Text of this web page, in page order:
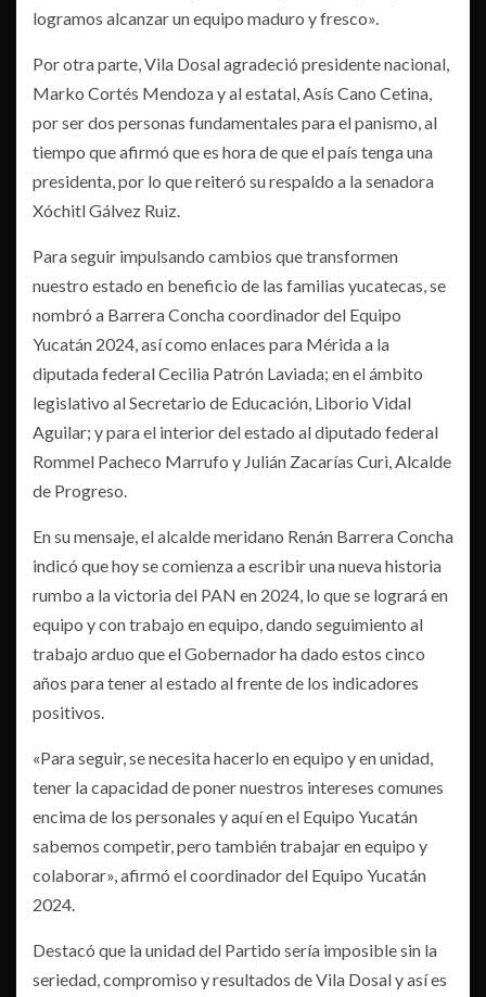
logramos alcanzar un equipo maduro y fresco».
Por otra parte, Vila Dosal agradeció presidente nacional,
Marko Cortés Mendoza y al estatal, Asís Cano Cetina,
por ser dos personas fundamentales para el panismo, al
tiempo que afirmó que es hora de que el país tenga una
presidenta, por lo que reiteró su respaldo a la senadora
Xóchitl Gálvez Ruiz.
Para seguir impulsando cambios que transformen
nuestro estado en beneficio de las familias yucatecas, se
nombró a Barrera Concha coordinador del Equipo
Yucatán 2024, así como enlaces para Mérida a la
diputada federal Cecilia Patrón Laviada; en el ámbito
legislativo al Secretario de Educación, Liborio Vidal
Aguilar; y para el interior del estado al diputado federal
Rommel Pacheco Marrufo y Julián Zacarías Curi, Alcalde
de Progreso.
En su mensaje, el alcalde meridano Renán Barrera Concha
indicó que hoy se comienza a escribir una nueva historia
rumbo a la victoria del PAN en 2024, lo que se logrará en
equipo y con trabajo en equipo, dando seguimiento al
trabajo arduo que el Gobernador ha dado estos cinco
años para tener al estado al frente de los indicadores
positivos.
«Para seguir, se necesita hacerlo en equipo y en unidad,
tener la capacidad de poner nuestros intereses comunes
encima de los personales y aquí en el Equipo Yucatán
sabemos competir, pero también trabajar en equipo y
colaborar», afirmó el coordinador del Equipo Yucatán
2024.
Destacó que la unidad del Partido sería imposible sin la
seriedad, compromiso y resultados de Vila Dosal y así es